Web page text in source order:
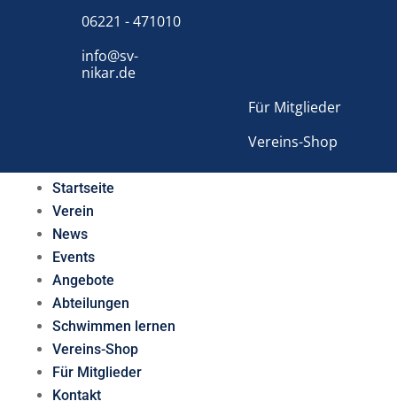
06221 - 471010
info@sv-
nikar.de
Für Mitglieder
Vereins-Shop
Startseite
Verein
News
Events
Angebote
Abteilungen
Schwimmen lernen
Vereins-Shop
Für Mitglieder
Kontakt